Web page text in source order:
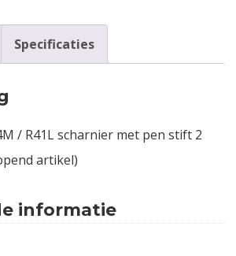
Specificaties
/ R41L scharnier met pen stift 2
artikel)
informatie